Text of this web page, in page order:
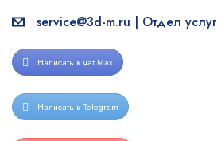
service@3d-m.ru | Отдел услуг
Написать в чат Max
Написать в Telegram